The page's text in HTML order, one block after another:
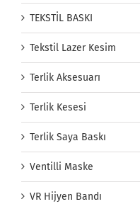
TEKSTİL BASKI
Tekstil Lazer Kesim
Terlik Aksesuarı
Terlik Kesesi
Terlik Saya Baskı
Ventilli Maske
VR Hijyen Bandı